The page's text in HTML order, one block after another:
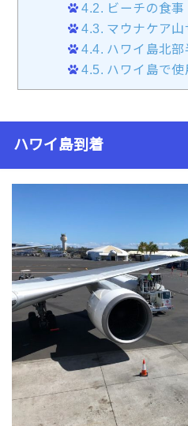
4.2. ビーチの食事
4.3. マウナケア山
4.4. ハワイ島北部
4.5. ハワイ島で
ハワイ島到着